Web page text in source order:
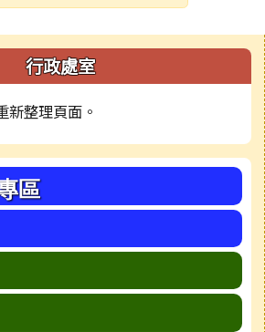
行政處室
新整理頁面。
區